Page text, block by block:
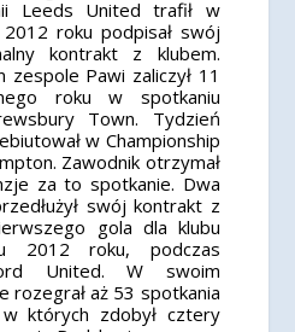
Leeds United trafił w
roku podpisał swój
kontrakt z klubem.
Pawi zaliczył 11
roku w spotkaniu
Town. Tydzień
w Championship
Zawodnik otrzymał
za to spotkanie. Dwa
swój kontrakt z
gola dla klubu
2012 roku, podczas
United. W swoim
rozegrał aż 53 spotkania
których zdobył cztery